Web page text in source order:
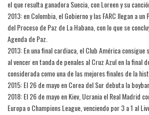
el que resulta ganadora Suecia, con Loreen y su
2013: en Colombia, el Gobierno y las FARC llegan a
del Proceso de Paz de La Habana, con lo que se
Agenda de Paz.
2013: En una final cardiaca, el Club América consigue
al vencer en tanda de penales al Cruz Azul en la final
considerada como una de las mejores finales de la
2015: El 26 de mayo en Corea del Sur debuta la
2018: El 26 de mayo en Kiev, Ucrania el Real Madrid
Europa o Champions League, venciendo por 3 a 1 al